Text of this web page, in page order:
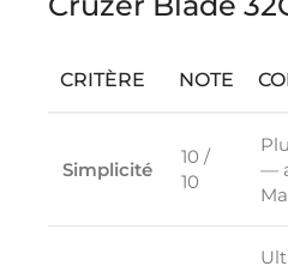
CRITÈRE NOTE
Simplicité
10 /
10
—